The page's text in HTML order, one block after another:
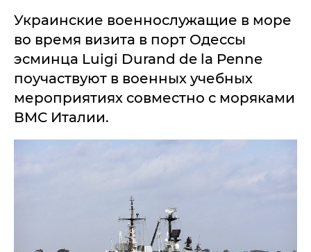
Украинские военнослужащие в море
во время визита в порт Одессы
эсминца Luigi Durand de la Penne
поучаствуют в военных учебных
мероприятиях совместно с моряками
ВМС Италии.